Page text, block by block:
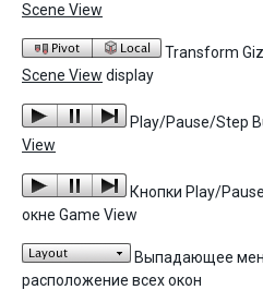
Scene View
Transform
Scene View display
Play/Pause/Step
View
Кнопки Play/
окне Game View
Выпадающее
расположение всех окон